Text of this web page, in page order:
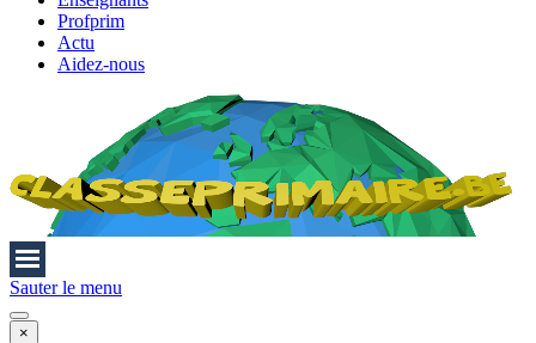
Profprim
Actu
Aidez-nous
Sauter le menu
×